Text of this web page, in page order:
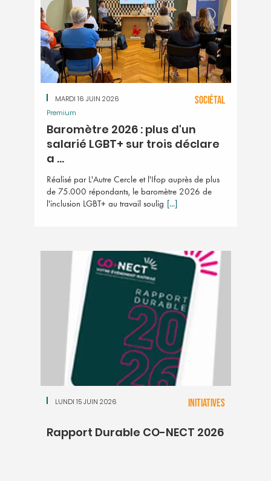
MARDI 16 JUIN 2026
Baromètre 2026 : plus d'un
salarié LGBT+ sur trois déclare
a ...
Réalisé par L'Autre Cercle et l'Ifop auprès de plus
de 75.000 répondants, le baromètre 2026 de
l'inclusion LGBT+ au travail soulig [...]
SOCIÉTAL
Premium
LUNDI 15 JUIN 2026
Rapport Durable CO-NECT 2026
INITIATIVES